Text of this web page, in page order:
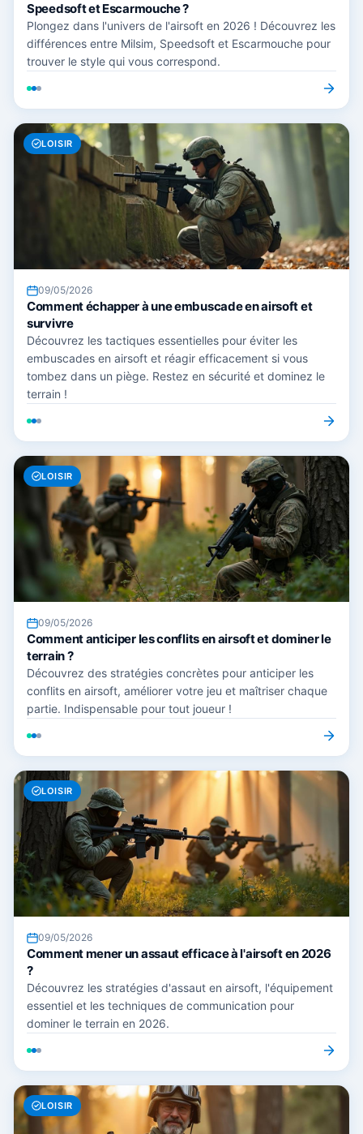
Speedsoft et Escarmouche ?
Plongez dans l'univers de l'airsoft en 2026 ! Découvrez les
différences entre Milsim, Speedsoft et Escarmouche pour
trouver le style qui vous correspond.
LOISIR
09/05/2026
Comment échapper à une embuscade en airsoft et
survivre
Découvrez les tactiques essentielles pour éviter les
embuscades en airsoft et réagir efficacement si vous
tombez dans un piège. Restez en sécurité et dominez le
terrain !
LOISIR
09/05/2026
Comment anticiper les conflits en airsoft et dominer le
terrain ?
Découvrez des stratégies concrètes pour anticiper les
conflits en airsoft, améliorer votre jeu et maîtriser chaque
partie. Indispensable pour tout joueur !
LOISIR
09/05/2026
Comment mener un assaut efficace à l'airsoft en 2026
?
Découvrez les stratégies d'assaut en airsoft, l'équipement
essentiel et les techniques de communication pour
dominer le terrain en 2026.
LOISIR